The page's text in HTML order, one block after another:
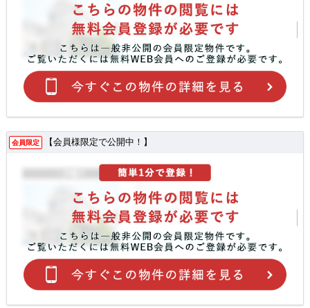
会員限定 【会員様限定で公開中！】